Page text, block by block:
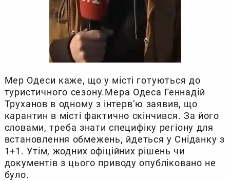
Мер Одеси каже, що у місті готуються до
туристичного сезону.Мера Одеса Геннадій
Труханов в одному з інтерв’ю заявив, що
карантин в місті фактично скінчився. За його
словами, треба знати специфіку регіону для
встановлення обмежень, йдеться у Сніданку з
1+1. Утім, жодних офіційних рішень чи
документів з цього приводу опубліковано не
було.